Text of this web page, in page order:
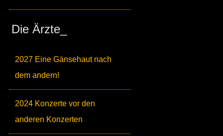
Die Ärzte_
2027 Eine Gänsehaut nach
dem andern!
2024 Konzerte vor den
anderen Konzerten